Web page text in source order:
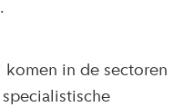
komen in de sectoren